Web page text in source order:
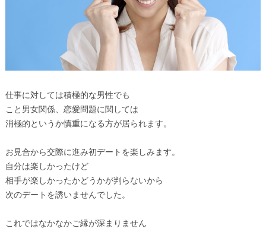
仕事に対しては積極的な男性でも
こと男女関係、恋愛問題に関しては
消極的というか慎重になる方が居られます。
お見合から交際に進み初デートを楽しみます。
自分は楽しかったけど
相手が楽しかったかどうかが判らないから
次のデートを誘いませんでした。
これではなかなかご縁が深まりません